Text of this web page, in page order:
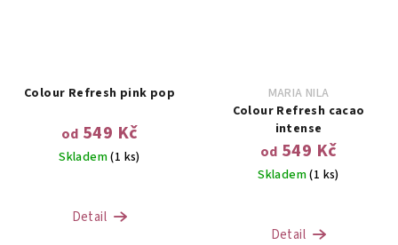
Colour Refresh pink pop
od 549 Kč
Skladem(1 ks)
Detail
MARIA NILA
Colour Refresh cacao
intense
od 549 Kč
Skladem(1 ks)
Detail